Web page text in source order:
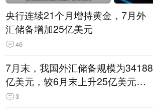
央行连续21个月增持黄金，7月外
汇储备增加25亿美元
46
7月末，我国外汇储备规模为34188
亿美元，较6月末上升25亿美元，
升幅为0.07%
3